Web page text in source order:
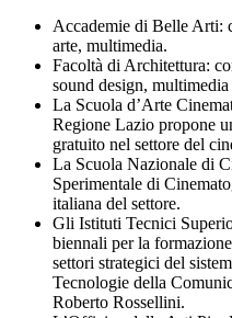
Accademie di Belle Arti:
arte, multimedia.
Facoltà di Architettura:
sound design, multimedia
La Scuola d’Arte
Regione Lazio propone
gratuito nel settore del
La Scuola Nazionale di
Sperimentale di
italiana del settore.
Gli Istituti Tecnici
biennali per la
settori strategici del
Tecnologie della
Roberto Rossellini.